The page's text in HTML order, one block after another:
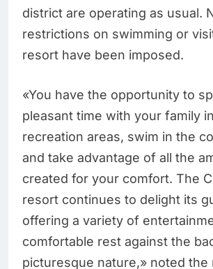
district are operating as usual.
restrictions on swimming or
resort have been imposed.
«You have the opportunity to
pleasant time with your family
recreation areas, swim in the
and take advantage of all the
created for your comfort. The
resort continues to delight its
offering a variety of
comfortable rest against the
picturesque nature,» noted the